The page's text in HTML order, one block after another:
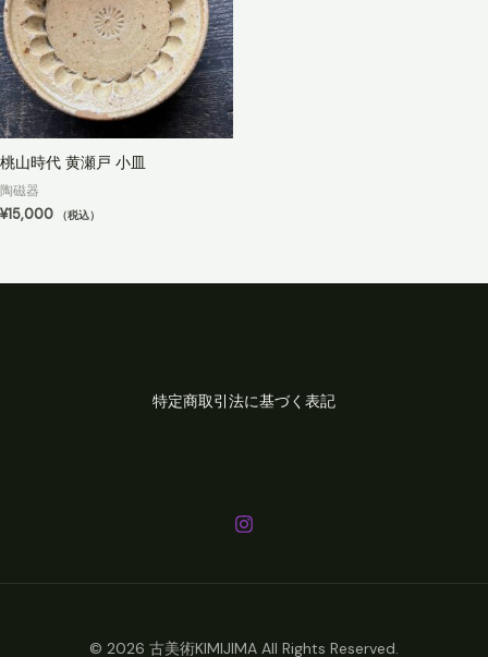
桃山時代 黄瀬戸 小皿
陶磁器
¥15,000 （税込）
特定商取引法に基づく表記
© 2026 古美術KIMIJIMA All Rights Reserved.